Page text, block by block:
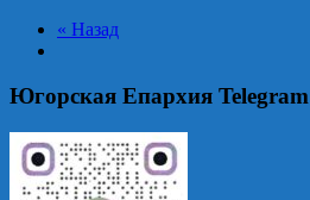
« Назад
Югорская Епархия Telegram